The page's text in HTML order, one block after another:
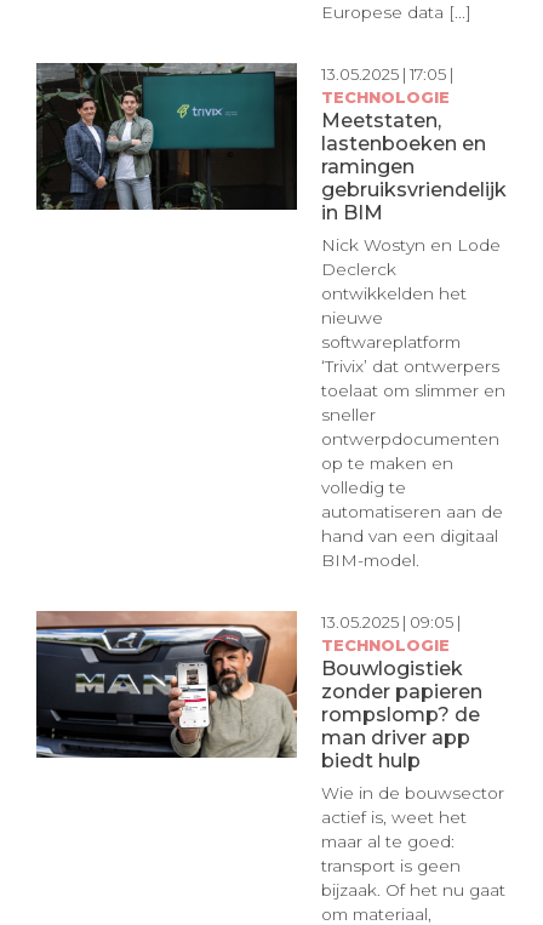
Europese data [...]
13.05.2025 | 17:05 |
TECHNOLOGIE
Meetstaten,
lastenboeken en
ramingen
gebruiksvriendelijk
in BIM
Nick Wostyn en Lode
Declerck
ontwikkelden het
nieuwe
softwareplatform
‘Trivix’ dat ontwerpers
toelaat om slimmer en
sneller
ontwerpdocumenten
op te maken en
volledig te
automatiseren aan de
hand van een digitaal
BIM-model.
13.05.2025 | 09:05 |
TECHNOLOGIE
Bouwlogistiek
zonder papieren
rompslomp? de
man driver app
biedt hulp
Wie in de bouwsector
actief is, weet het
maar al te goed:
transport is geen
bijzaak. Of het nu gaat
om materiaal,